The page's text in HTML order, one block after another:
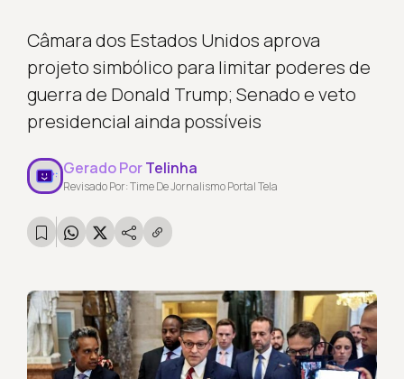
Câmara dos Estados Unidos aprova
projeto simbólico para limitar poderes de
guerra de Donald Trump; Senado e veto
presidencial ainda possíveis
Gerado PorTelinha
Revisado Por: Time De Jornalismo Portal Tela